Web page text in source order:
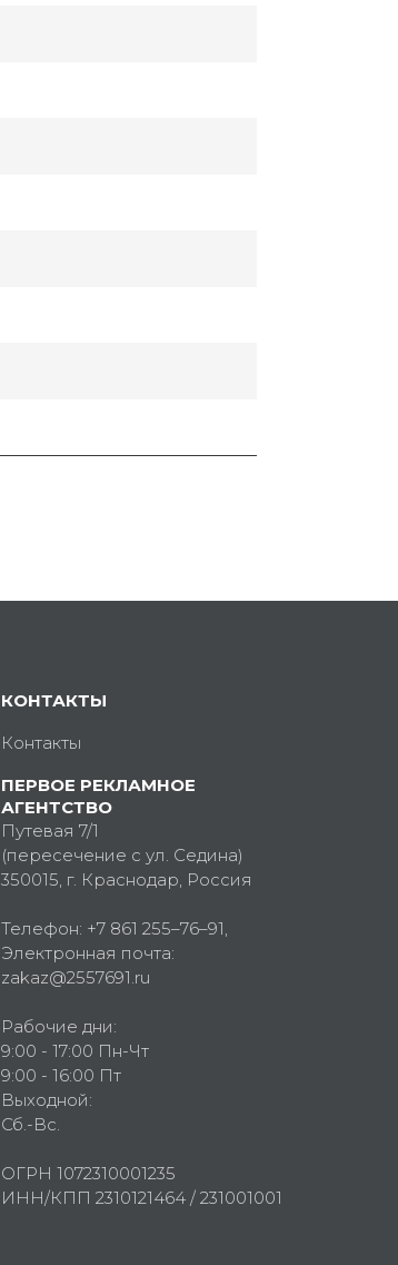
КОНТАКТЫ
Контакты
ПЕРВОЕ РЕКЛАМНОЕ
АГЕНТСТВО
Путевая 7/1
(пересечение с ул. Седина)
350015, г. Краснодар, Россия
Телефон: +7 861 255–76–91,
Электронная почта:
zakaz@2557691.ru
Рабочие дни:
9:00 - 17:00 Пн-Чт
9:00 - 16:00 Пт
Выходной:
Сб.-Вс.
ОГРН 1072310001235
ИНН/КПП 2310121464 / 231001001